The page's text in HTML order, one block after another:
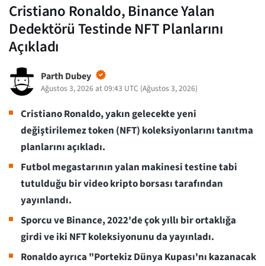
Cristiano Ronaldo, Binance Yalan
Dedektörü Testinde NFT Planlarını
Açıkladı
Parth Dubey
Ağustos 3, 2026 at 09:43 UTC (Ağustos 3, 2026)
Cristiano Ronaldo, yakın gelecekte yeni
değiştirilemez token (NFT) koleksiyonlarını tanıtma
planlarını açıkladı.
Futbol megastarının yalan makinesi testine tabi
tutulduğu bir video kripto borsası tarafından
yayınlandı.
Sporcu ve Binance, 2022'de çok yıllı bir ortaklığa
girdi ve iki NFT koleksiyonunu da yayınladı.
Ronaldo ayrıca "Portekiz Dünya Kupası'nı kazanacak